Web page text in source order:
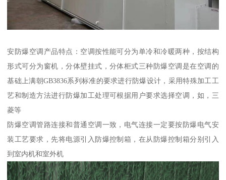
安防爆空调产品特点：空调按性能可分为单冷和冷暖两种，按结构
形式可分为窗机，分体壁挂式，分体柜式三种防爆空调是在空调的
基础上满朝GB3836系列标准的要求进行防爆设计，采用特殊加工工
艺和制造方法进行防爆加工处理可根据用户要求选择空调，如，三
菱等
防爆空调管路连接和普通空调一致，电气连接一定要按防爆电气安
装工艺要求，先将电源引入防爆控制箱，在从防爆控制箱分别引入
到室内机和室外机